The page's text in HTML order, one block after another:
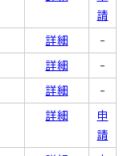
請
詳細 -
詳細 -
詳細 -
詳細
申
請